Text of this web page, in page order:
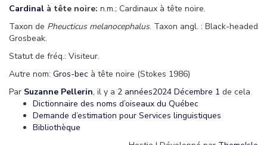
Cardinal à tête noire: n.m.; Cardinaux à tête noire.
Taxon de Pheucticus melanocephalus. Taxon angl. : Black-headed
Grosbeak.
Statut de fréq.: Visiteur.
Autre nom: Gros-bec à tête noire (Stokes 1986)
Par Suzanne Pellerin, il y a 2 années2024 Décembre 1 de cela
Dictionnaire des noms d’oiseaux du Québec
Demande d’estimation pour Services linguistiques
Bibliothèque